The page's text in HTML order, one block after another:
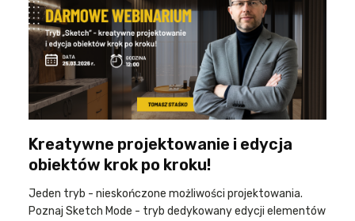
Kreatywne projektowanie i edycja
obiektów krok po kroku!
Jeden tryb - nieskończone możliwości projektowania.
Poznaj Sketch Mode - tryb dedykowany edycji elementów